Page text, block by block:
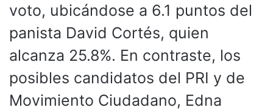
voto, ubicándose a 6.1 puntos del
panista David Cortés, quien
alcanza 25.8%. En contraste, los
posibles candidatos del PRI y de
Movimiento Ciudadano, Edna